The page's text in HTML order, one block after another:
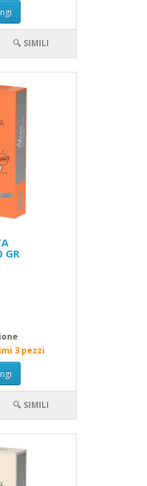
🔍 SIMILI
GR
3 pezzi
🔍 SIMILI